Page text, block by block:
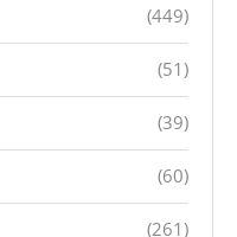
(449)
(51)
(39)
(60)
(261)